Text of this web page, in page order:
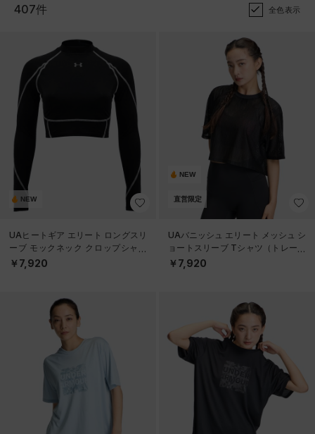
407件 全色表示
NEW
UAヒートギア エリート ロングスリ
ーブ モックネック クロップシャツ
（トレーニング/WOMEN）
￥7,920
NEW
直営限定
UAバニッシュ エリート メッシュ シ
ョートスリーブ Tシャツ（トレーニ
ング/WOMEN）
￥7,920